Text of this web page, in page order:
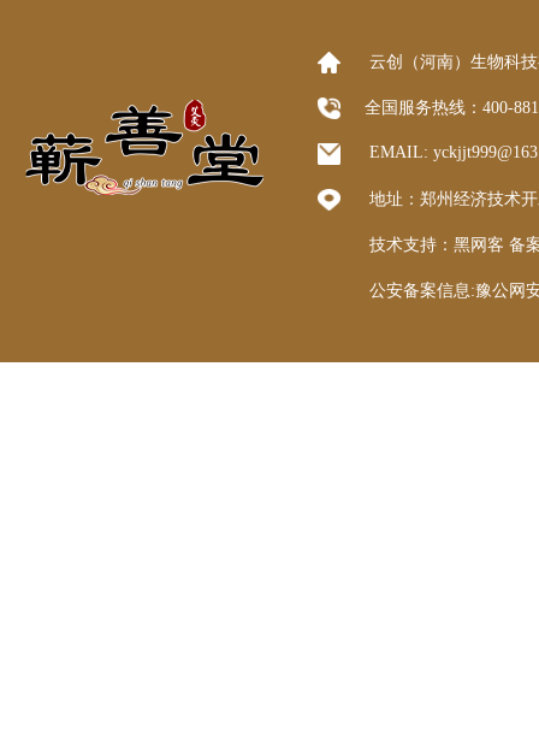
云创（河南）生物科
全国服务热线：
EMAIL:
地址：郑州经济技术
技术支持： 黑网客 备
公安备案信息:豫公网